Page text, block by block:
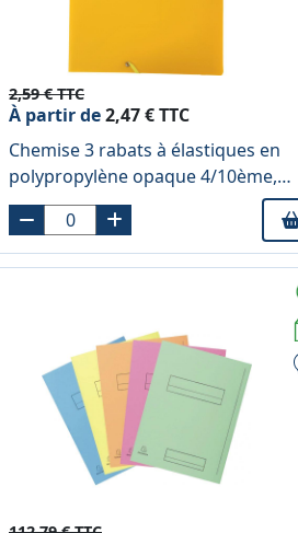
2,59 € TTC
À partir de2,47 € TTC
Chemise 3 rabats à élastiques en
polypropylène opaque 4/10ème,
jaune